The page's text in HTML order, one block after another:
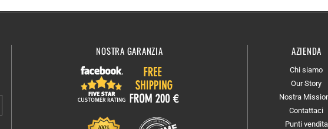
NOSTRA GARANZIA AZIENDA
Chi siamo
Our Story
Nostra
Contattaci
Punti vendita